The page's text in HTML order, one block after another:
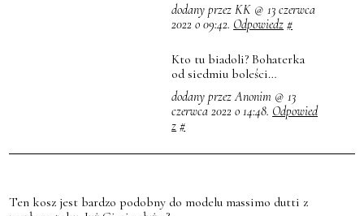
dodany przez KK @ 13 czerwca
2022 o 09:42. Odpowiedz #
Kto tu biadoli? Bohaterka
od siedmiu boleści…
dodany przez Anonim @ 13
czerwca 2022 o 14:48. Odpowied
z #
Ten kosz jest bardzo podobny do modelu massimo dutti z